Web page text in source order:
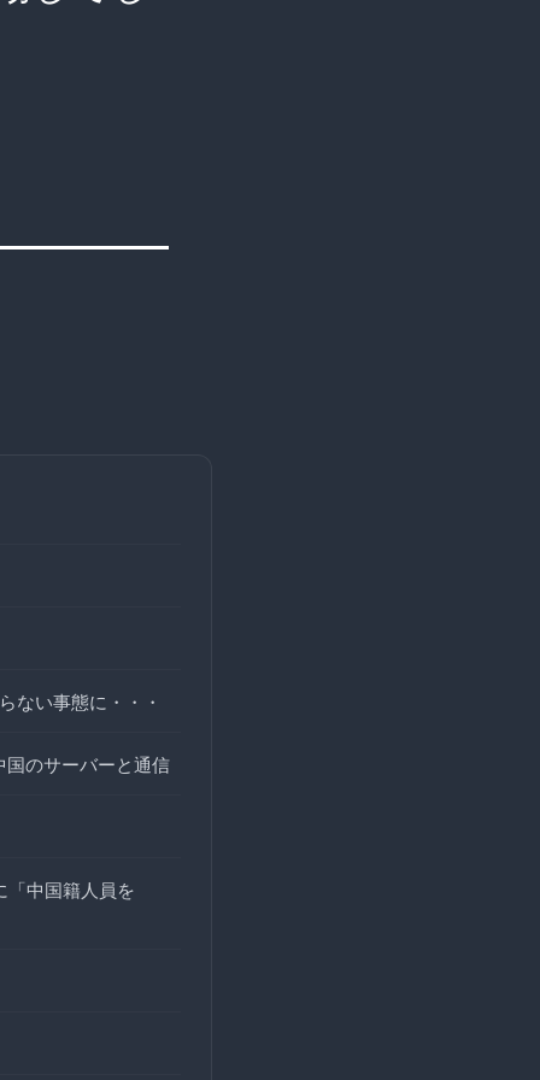
ない事態に・・・
国のサーバーと通信
中国籍人員を